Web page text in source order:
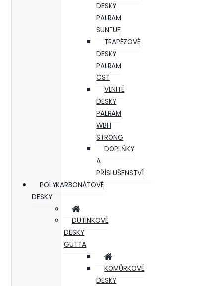
DESKY
PALRAM
SUNTUF
TRAPÉZOVÉ
DESKY
PALRAM
CST
VLNITÉ
DESKY
PALRAM
WBH
STRONG
DOPLŇKY
A
PŘÍSLUŠENSTVÍ
POLYKARBONÁTOVÉ
DESKY
DUTINKOVÉ
DESKY
GUTTA
KOMŮRKOVÉ
DESKY